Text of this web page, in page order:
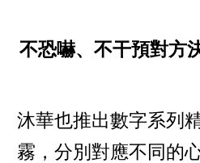
不恐嚇、不干預對方
沐華也推出數字系列
霧，分別對應不同的